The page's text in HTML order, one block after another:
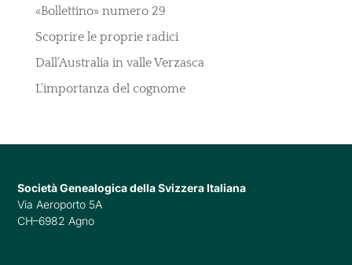
«Bollettino» numero 29
Scoprire le proprie radici
Dall’Australia in valle Verzasca
L’importanza del cognome
Società Genealogica della Svizzera Italiana
Via Aeroporto 5A
CH–6982 Agno